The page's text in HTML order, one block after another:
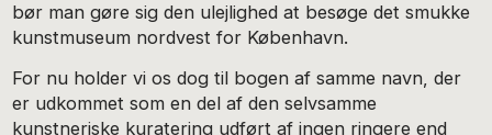
bør man gøre sig den ulejlighed at besøge det smukke
kunstmuseum nordvest for København.
For nu holder vi os dog til bogen af samme navn, der
er udkommet som en del af den selvsamme
kunstneriske kuratering udført af ingen ringere end